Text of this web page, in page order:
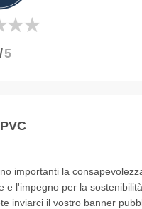
/5
importanti la
e l'impegno per la
inviarci il vostro banner